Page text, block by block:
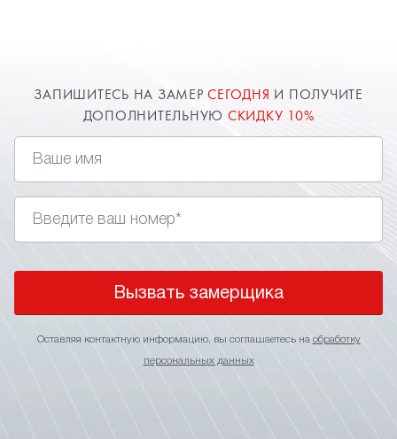
дизайнерские задачи. Доверяйте ваш потолок
только профессионалам!
Менеджеры компании "Твой стиль" в Бердске
помогут определиться с выбором
ЗАПИШИТЕСЬ НА ЗАМЕРСЕГОДНЯ И ПОЛУЧИТЕ
ДОПОЛНИТЕЛЬНУЮ СКИДКУ 10%
Вызвать замерщика
Оставляя контактную информацию, вы соглашаетесь на обработку
персональных данных